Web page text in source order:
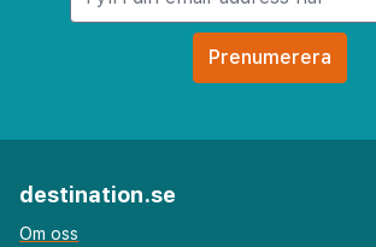
destination.se
Om oss